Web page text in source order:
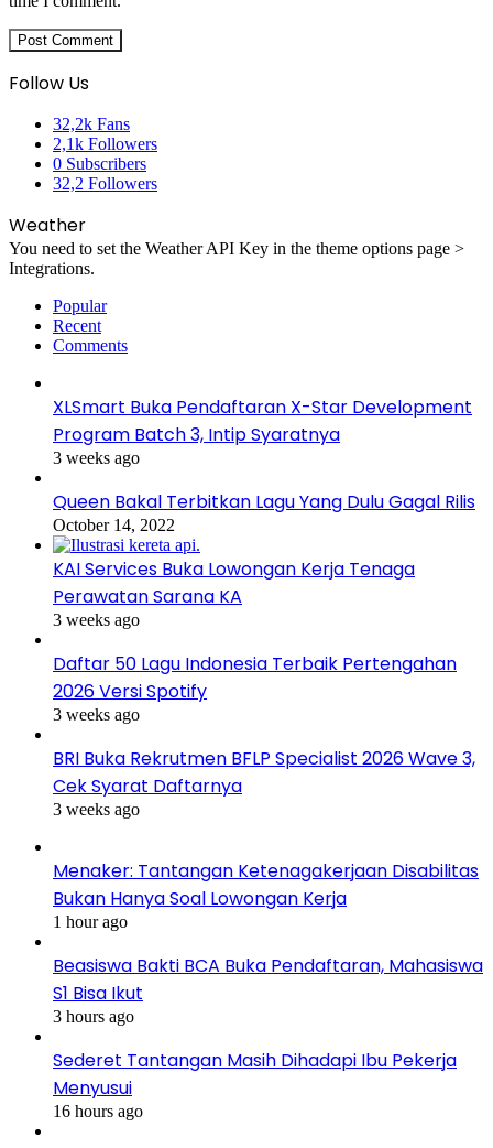
Follow Us
32,2k Fans
2,1k Followers
0 Subscribers
32,2 Followers
Weather
You need to set the Weather API Key in the theme options page >
Integrations.
Popular
Recent
Comments
XLSmart Buka Pendaftaran X-Star Development
Program Batch 3, Intip Syaratnya
3 weeks ago
Queen Bakal Terbitkan Lagu Yang Dulu Gagal Rilis
October 14, 2022
KAI Services Buka Lowongan Kerja Tenaga
Perawatan Sarana KA
3 weeks ago
Daftar 50 Lagu Indonesia Terbaik Pertengahan
2026 Versi Spotify
3 weeks ago
BRI Buka Rekrutmen BFLP Specialist 2026 Wave 3,
Cek Syarat Daftarnya
3 weeks ago
Menaker: Tantangan Ketenagakerjaan Disabilitas
Bukan Hanya Soal Lowongan Kerja
1 hour ago
Beasiswa Bakti BCA Buka Pendaftaran, Mahasiswa
S1 Bisa Ikut
3 hours ago
Sederet Tantangan Masih Dihadapi Ibu Pekerja
Menyusui
16 hours ago